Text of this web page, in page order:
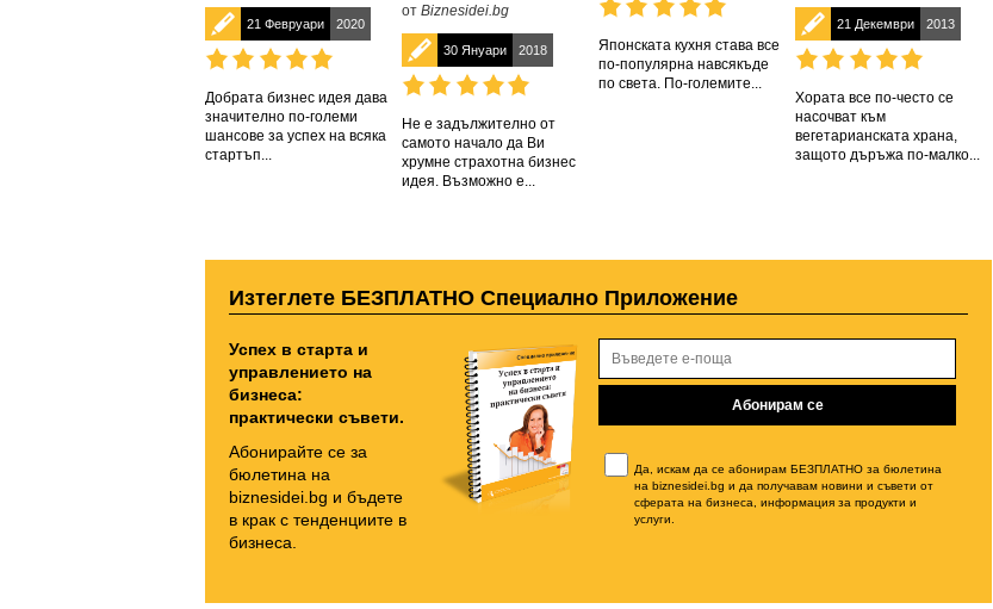
21 Февруари 2020
Добрата бизнес идея дава
значително по-големи
шансове за успех на всяка
стартъп...
от Biznesidei.bg
30 Януари 2018
Не е задължително от
самото начало да Ви
хрумне страхотна бизнес
идея. Възможно е...
Японската кухня става все
по-популярна навсякъде
по света. По-големите...
21 Декември 2013
Хората все по-често се
насочват към
вегетарианската храна,
защото дъръжа по-малко...
Изтеглете БЕЗПЛАТНО Специално Приложение
Успех в старта и
управлението на
бизнеса:
практически съвети.
Абонирайте се за
бюлетина на
biznesidei.bg и бъдете
в крак с тенденциите в
бизнеса.
Да, искам да се абонирам БЕЗПЛАТНО за бюлетина
на biznesidei.bg и да получавам новини и съвети от
сферата на бизнеса, информация за продукти и
услуги.